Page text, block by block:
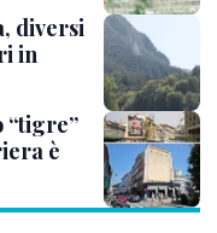
diversi
in
“tigre”
è